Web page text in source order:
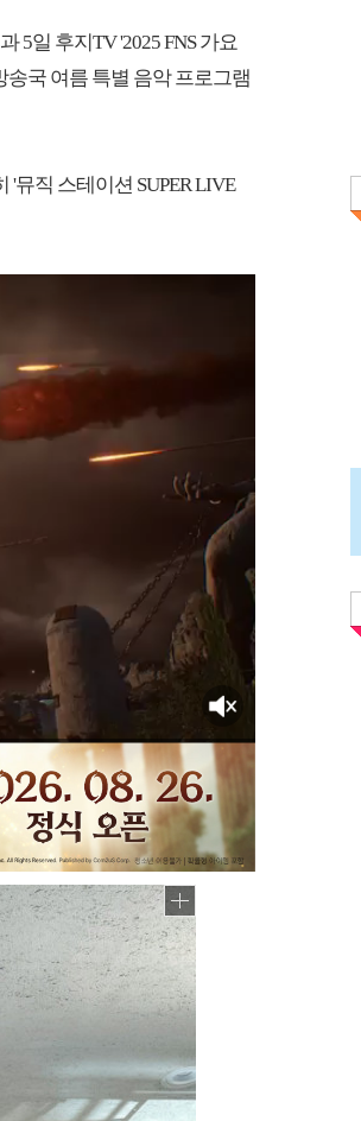
5일 후지TV '2025 FNS 가요
송국 여름 특별 음악 프로그램
직 스테이션 SUPER LIVE